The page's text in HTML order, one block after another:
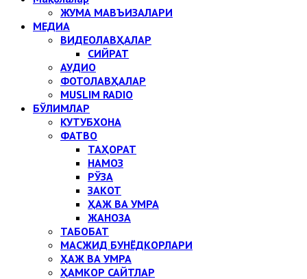
ЖУМА МАВЪИЗАЛАРИ
МЕДИА
ВИДЕОЛАВҲАЛАР
СИЙРАТ
АУДИО
ФОТОЛАВҲАЛАР
MUSLIM RADIO
БЎЛИМЛАР
КУТУБХОНА
ФАТВО
ТАҲОРАТ
НАМОЗ
РЎЗА
ЗАКОТ
ҲАЖ ВА УМРА
ЖАНОЗА
ТАБОБАТ
МАСЖИД БУНЁДКОРЛАРИ
ҲАЖ ВА УМРА
ҲАМКОР САЙТЛАР